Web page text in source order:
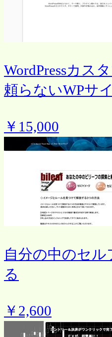
WordPressカス
頼らないWPサ
￥15,000
自分の中のセ
る
￥2,600